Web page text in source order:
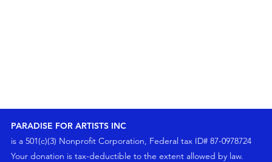
PARADISE FOR ARTISTS INC
is a 501(c)(3) Nonprofit Corporation, Federal tax ID# 87-0978724
Your donation is tax-deductible to the extent allowed by law.